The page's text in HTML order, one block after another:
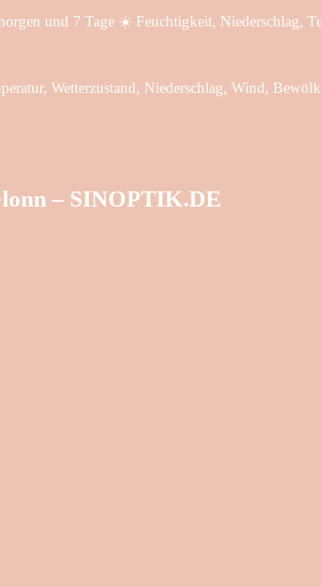
und 7 Tage ☀️ Feuchtigkeit, Niederschlag,
Wetterzustand, Niederschlag, Wind,
– SINOPTIK.DE